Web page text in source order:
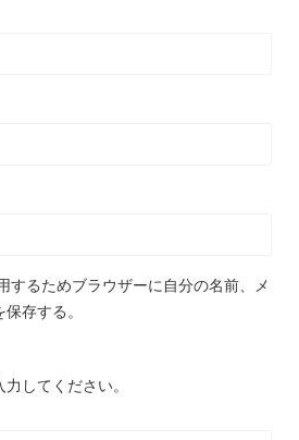
するためブラウザーに自分の名前、メ
存する。
してください。